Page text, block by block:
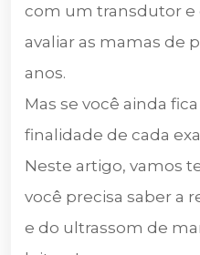
com um transdutor e
avaliar as mamas de
anos.
Mas se você ainda
finalidade de cada
Neste artigo, vamos
você precisa saber a
e do ultrassom de